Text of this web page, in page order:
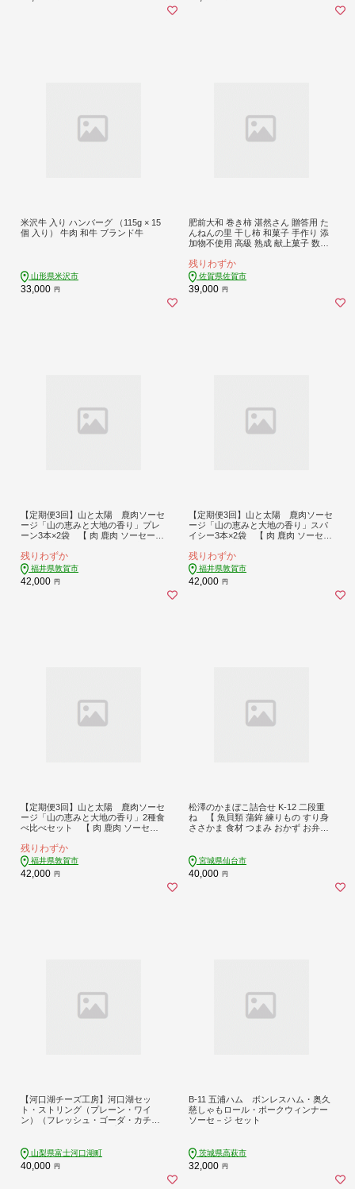
米沢牛 入り ハンバーグ （115g × 15
個 入り） 牛肉 和牛 ブランド牛
山形県米沢市
33,000 円
肥前大和 巻き柿 湛然さん 贈答用 た
んねんの里 干し柿 和菓子 手作り 添
加物不使用 高級 熟成 献上菓子 数量
残りわずか
佐賀県佐賀市
39,000 円
【定期便3回】山と太陽 鹿肉ソーセ
ージ「山の恵みと大地の香り」プレ
ーン3本×2袋 【 肉 鹿肉 ソーセージ
歳暮 ギフト 贈り物 定期便】[103-t03
-a005]【敦賀市ふるさと納税】
残りわずか
福井県敦賀市
42,000 円
【定期便3回】山と太陽 鹿肉ソーセ
ージ「山の恵みと大地の香り」スパ
イシー3本×2袋 【 肉 鹿肉 ソーセー
お歳暮 ギフト 贈り物 定期便】[103-t
03-a006]【敦賀市ふるさと納税】
残りわずか
福井県敦賀市
42,000 円
【定期便3回】山と太陽 鹿肉ソーセ
ージ「山の恵みと大地の香り」2種食
べ比べセット 【 肉 鹿肉 ソーセー
お歳暮 ギフト 贈り物 定期便】[103-t
03-a007]【敦賀市ふるさと納税】
残りわずか
福井県敦賀市
42,000 円
松澤のかまぼこ詰合せ K-12 二段重
ね 【 魚貝類 蒲鉾 練りもの すり身
ささかま 食材 つまみ おかず お弁当
宮城県仙台市
40,000 円
【河口湖チーズ工房】河口湖セッ
ト・ストリング（プレーン・ワイ
ン）（フレッシュ・ゴーダ・カチョ
山梨県富士河口湖町
40,000 円
B-11 五浦ハム ボンレスハム・奥久
慈しゃもロール・ポークウィンナー
ソーセ－ジ セット
茨城県高萩市
32,000 円